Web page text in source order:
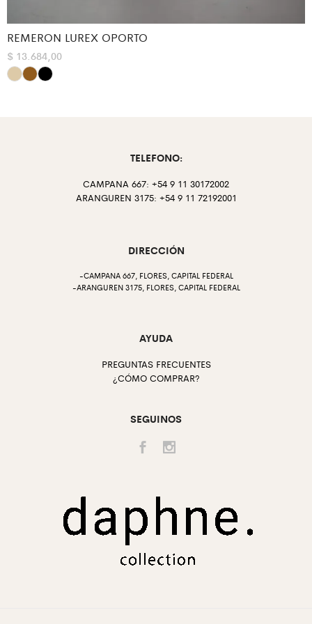
REMERON LUREX OPORTO
$ 13.684,00
TELEFONO:
CAMPANA 667: +54 9 11 30172002
ARANGUREN 3175: +54 9 11 72192001
DIRECCIÓN
-CAMPANA 667, FLORES, CAPITAL FEDERAL
-ARANGUREN 3175, FLORES, CAPITAL FEDERAL
AYUDA
PREGUNTAS FRECUENTES
¿CÓMO COMPRAR?
SEGUINOS